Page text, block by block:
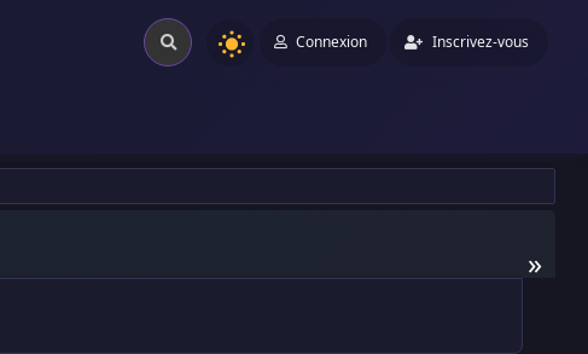
Connexion Inscrivez-vous
»